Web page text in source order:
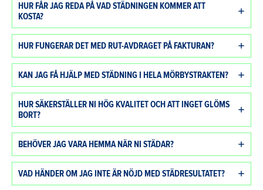
HUR FÅR JAG REDA PÅ VAD STÄDNINGEN KOMMER ATT
KOSTA?
HUR FUNGERAR DET MED RUT-AVDRAGET PÅ FAKTURAN?
KAN JAG FÅ HJÄLP MED STÄDNING I HELA MÖRBYSTRAKTEN?
HUR SÄKERSTÄLLER NI HÖG KVALITET OCH ATT INGET GLÖMS
BORT?
BEHÖVER JAG VARA HEMMA NÄR NI STÄDAR?
VAD HÄNDER OM JAG INTE ÄR NÖJD MED STÄDRESULTATET?